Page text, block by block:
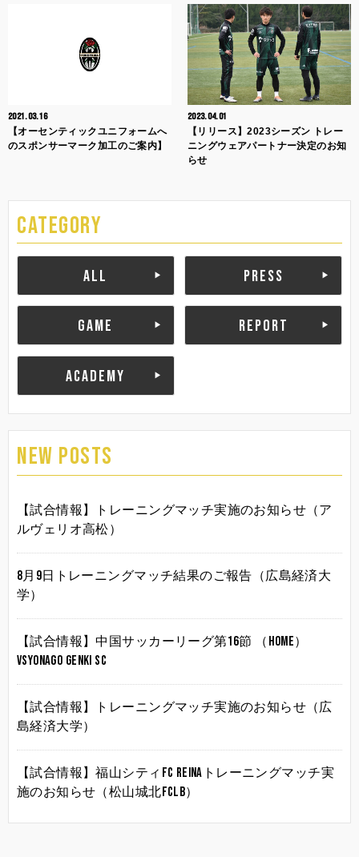
2021.03.16
【オーセンティックユニフォームへ
のスポンサーマーク加工のご案内】
2023.04.01
【リリース】2023シーズン トレー
ニングウェアパートナー決定のお知
らせ
CATEGORY
ALL PRESS
GAME REPORT
ACADEMY
NEW POSTS
【試合情報】トレーニングマッチ実施のお知らせ（ア
ルヴェリオ高松）
8月9日トレーニングマッチ結果のご報告（広島経済大
学）
【試合情報】中国サッカーリーグ第16節 （HOME）
vsYonago Genki SC
【試合情報】トレーニングマッチ実施のお知らせ（広
島経済大学）
【試合情報】福山シティFC Reinaトレーニングマッチ実
施のお知らせ（松山城北FCLB）